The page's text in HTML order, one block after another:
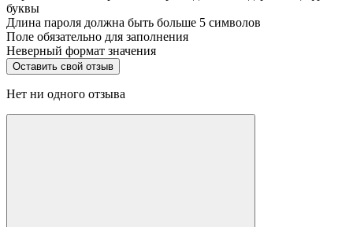
буквы
Длина пароля должна быть больше 5 символов
Поле обязательно для заполнения
Неверный формат значения
Нет ни одного отзыва